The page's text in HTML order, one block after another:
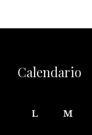
Calendario
L
M